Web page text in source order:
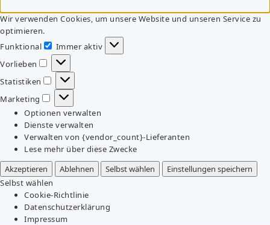
Wir verwenden Cookies, um unsere Website und unseren Service zu
optimieren.
Funktional
Funktional
Immer aktiv
Vorlieben
Vorlieben
Statistiken
Statistiken
Marketing
Marketing
Optionen verwalten
Dienste verwalten
Verwalten von {vendor_count}-Lieferanten
Lese mehr über diese Zwecke
Akzeptieren
Ablehnen Selbst wählen
Einstellungen speichern
Selbst wählen
Cookie-Richtlinie
Datenschutzerklärung
Impressum